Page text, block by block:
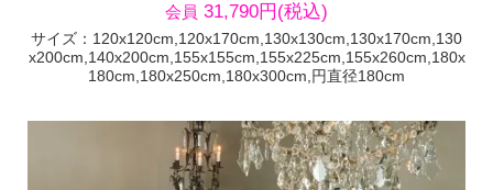
会員 31,790円(税込)
サイズ：120x120cm,120x170cm,130x130cm,130x170cm,130
x200cm,140x200cm,155x155cm,155x225cm,155x260cm,180x
180cm,180x250cm,180x300cm,円直径180cm